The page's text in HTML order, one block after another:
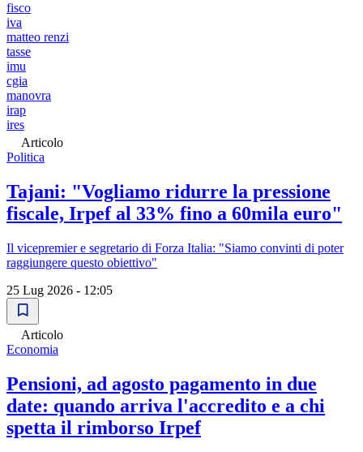
fisco
iva
matteo renzi
tasse
imu
cgia
manovra
irap
ires
Articolo
Politica
Tajani: "Vogliamo ridurre la pressione
fiscale, Irpef al 33% fino a 60mila euro"
Il vicepremier e segretario di Forza Italia: "Siamo convinti di poter
raggiungere questo obiettivo"
25 Lug 2026 - 12:05
Articolo
Economia
Pensioni, ad agosto pagamento in due
date: quando arriva l'accredito e a chi
spetta il rimborso Irpef